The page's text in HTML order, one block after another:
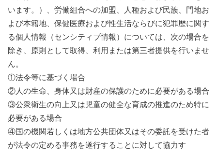
います。）、労働組合への加盟、人種および民族、門地お
よび本籍地、保健医療および性生活ならびに犯罪歴に関す
る個人情報（センシティブ情報）については、次の場合を
除き、原則として取得、利用または第三者提供を行いませ
ん。
①法令等に基づく場合
②人の生命、身体又は財産の保護のために必要がある場合
③公衆衛生の向上又は児童の健全な育成の推進のため特に
必要がある場合
④国の機関若しくは地方公共団体又はその委託を受けた者
が法令の定める事務を遂行することに対して協力す